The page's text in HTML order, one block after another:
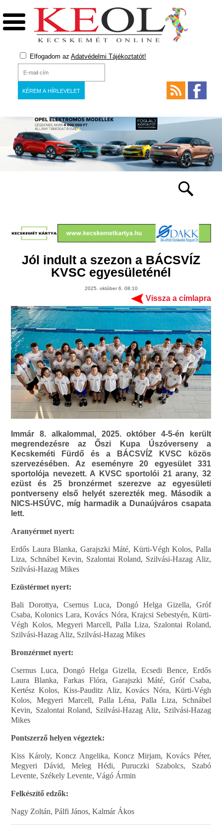
Elfogadom az Adatvédelmi Tájékoztatót!
Jól indult a szezon a BÁCSVÍZ
KVSC egyesületénél
2025. október 6. 08:10
Vissza a címlapra
Immár 8. alkalommal, 2025. október 4-5-én került
megrendezésre az Őszi Kupa Úszóverseny a
Kecskeméti Fürdő és a BÁCSVÍZ KVSC közös
szervezésében. Az eseményre 20 egyesület 331
sportolója nevezett. A KVSC sportolói 21 arany, 32
ezüst és 25 bronzérmet szerezve az egyesületi
pontverseny első helyét szerezték meg. Második a
NICS-HSÚVC, míg harmadik a Dunaújváros csapata
lett.
Aranyérmet nyert:
Erdős Laura Blanka, Garajszki Máté, Kürti-Végh Kolos, Palla
Liza, Schnábel Kevin, Szalontai Roland, Szilvási-Hazag Aliz,
Szilvási-Hazag Mikes
Ezüstérmet nyert:
Bali Dorottya, Csernus Luca, Dongó Helga Gizella, Gróf
Csaba, Kolonics Lara, Kovács Nóra, Krajcsi Sebestyén, Kürti-
Végh Kolos, Megyeri Marcell, Palla Liza, Szalontai Roland,
Szilvási-Hazag Aliz, Szilvási-Hazag Mikes
Bronzérmet nyert:
Csernus Luca, Dongó Helga Gizella, Ecsedi Bence, Erdős
Laura Blanka, Farkas Flóra, Garajszki Máté, Gróf Csaba,
Kertész Kolos, Kiss-Pauditz Aliz, Kovács Nóra, Kürti-Végh
Kolos, Megyeri Marcell, Palla Léna, Palla Liza, Schnábel
Kevin, Szalontai Roland, Szilvási-Hazag Aliz, Szilvási-Hazag
Mikes
Pontszerző helyen végeztek:
Kiss Károly, Koncz Angelika, Koncz Mirjam, Kovács Péter,
Megyeri Dávid, Meleg Hédi, Puruczki Szabolcs, Szabó
Levente, Székely Levente, Vágó Ármin
Felkészítő edzők:
Nagy Zoltán, Pálfi János, Kalmár Ákos